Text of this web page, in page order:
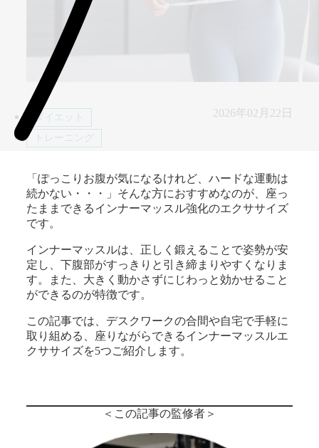
ダイエット
トレーニング
2026年02月22日
「ぽっこりお腹が気になるけれど、ハードな運動は
続かない・・・」そんな方におすすめなのが、座っ
たままできるインナーマッスル強化のエクササイズ
です。
インナーマッスルは、正しく鍛えることで姿勢が安
定し、下腹部がすっきりと引き締まりやすくなりま
す。また、大きく動かさずにじわっと効かせること
ができるのが特徴です。
この記事では、デスクワークの合間や自宅で手軽に
取り組める、座りながらできるインナーマッスルエ
クササイズを5つご紹介します。
＜この記事の監修者＞